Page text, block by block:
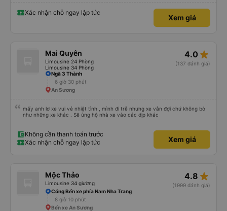
Xác nhận chỗ ngay lập tức
Xem giá
Mai Quyên
Limousine 24 Phòng
Limousine 34 Phòng
4.0 star_rate
(137 đánh giá)
Ngã 3 Thành
6 giờ 30 phút
An Sương
mấy anh lơ xe vui vẻ nhiệt tình , mình đi trễ nhưng xe vẫn đợi chứ không bỏ
như những xe khác . Sẽ ủng hộ nhà xe vào các dịp khác
Không cần thanh toán trước
Xác nhận chỗ ngay lập tức
Xem giá
Mộc Thảo
Limousine 34 giường
4.8 star_rate
(1999 đánh giá)
Cổng Bến xe phía Nam Nha Trang
8 giờ 10 phút
Bến xe An Sương